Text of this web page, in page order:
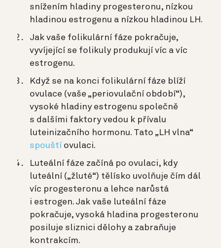
snížením hladiny progesteronu, nízkou
hladinou estrogenu a nízkou hladinou LH.
Jak vaše folikulární fáze pokračuje,
vyvíjející se folikuly produkují víc a víc
estrogenu.
Když se na konci folikulární fáze blíží
ovulace (vaše „periovulační období“),
vysoké hladiny estrogenu společně
s dalšími faktory vedou k přívalu
luteinizačního hormonu. Tato „LH vlna“
spouští ovulaci.
Luteální fáze začíná po ovulaci, kdy
luteální („žluté“) tělísko uvolňuje čím dál
víc progesteronu a lehce narůstá
i estrogen. Jak vaše luteální fáze
pokračuje, vysoká hladina progesteronu
posiluje sliznici dělohy a zabraňuje
kontrakcím.